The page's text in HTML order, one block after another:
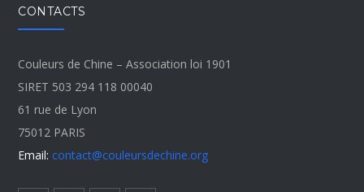
CONTACTS
Couleurs de Chine – Association loi 1901
SIRET 503 294 118 00040
61 rue de Lyon
75012 PARIS
Email: contact@couleursdechine.org